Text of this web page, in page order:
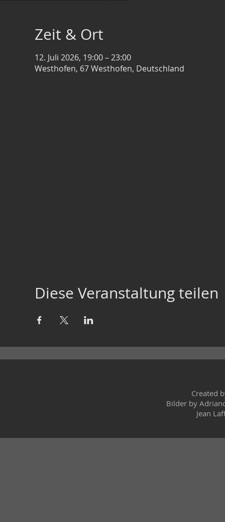
Zeit & Ort
12. Juli 2026, 19:00 – 23:00
Westhofen, 67 Westhofen, Deutschland
Diese Veranstaltung teilen
Created
Bilder by
Jean